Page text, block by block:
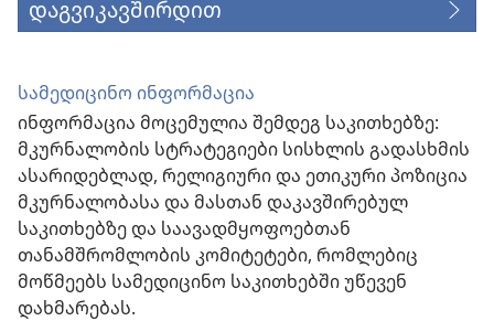
დაგვიკავშირდით
სამედიცინო ინფორმაცია
ინფორმაცია მოცემულია შემდეგ საკითხებზე:
მკურნალობის სტრატეგიები სისხლის გადასხმის
ასარიდებლად, რელიგიური და ეთიკური პოზიცია
მკურნალობასა და მასთან დაკავშირებულ
საკითხებზე და საავადმყოფოებთან
თანამშრომლობის კომიტეტები, რომლებიც
მოწმეებს სამედიცინო საკითხებში უწევენ
დახმარებას.